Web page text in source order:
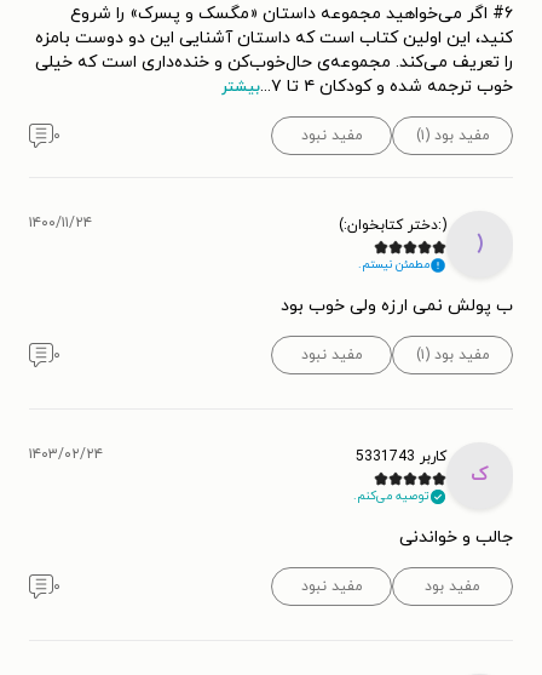
#۶ اگر می‌خواهید مجموعه داستان «مگسک و پسرک» را شروع
کنید، این اولین کتاب است که داستان آشنایی این دو دوست بامزه
را تعریف می‌کند. مجموعه‌ی حال‌خوب‌کن و خنده‌داری است که خیلی
خوب ترجمه شده و کودکان ۴ تا ۷
...بیشتر
مفید بود (۱) مفید نبود ۰
(
(:دختر کتابخوان:)
مطمئن نیستم.
۱۴۰۰/۱۱/۲۴
ب پولش نمی ارزه ولی خوب بود
مفید بود (۱) مفید نبود ۰
ک
کاربر 5331743
توصیه می‌کنم.
۱۴۰۳/۰۲/۲۴
جالب و خواندنی
مفید بود مفید نبود ۰